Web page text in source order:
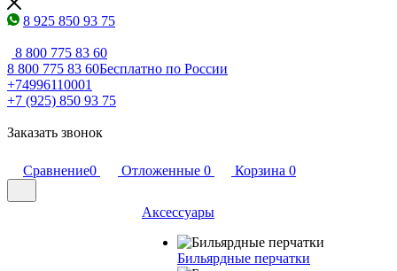
8 925 850 93 75
8 800 775 83 60
8 800 775 83 60Бесплатно по России
+74996110001
+7 (925) 850 93 75
Заказать звонок
Сравнение0 Отложенные 0 Корзина 0
Аксессуары
Бильярдные перчатки